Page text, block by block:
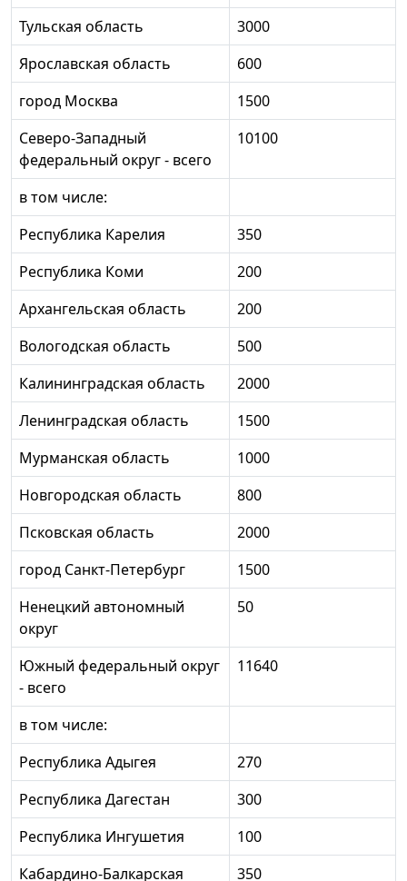
Тульская область
3000
Ярославская область
600
город Москва
1500
Северо-Западный
федеральный округ - всего
10100
в том числе:
Республика Карелия
350
Республика Коми
200
Архангельская область
200
Вологодская область
500
Калининградская область
2000
Ленинградская область
1500
Мурманская область
1000
Новгородская область
800
Псковская область
2000
город Санкт-Петербург
1500
Ненецкий автономный
округ
50
Южный федеральный округ
- всего
11640
в том числе:
Республика Адыгея
270
Республика Дагестан
300
Республика Ингушетия
100
Кабардино-Балкарская
350